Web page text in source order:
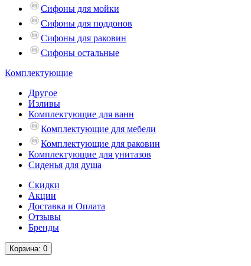
Сифоны для мойки
Сифоны для поддонов
Сифоны для раковин
Сифоны остальные
Комплектующие
Другое
Изливы
Комплектующие для ванн
Комплектующие для мебели
Комплектующие для раковин
Комплектующие для унитазов
Сиденья для душа
Скидки
Акции
Доставка и Оплата
Отзывы
Бренды
Корзина: 0